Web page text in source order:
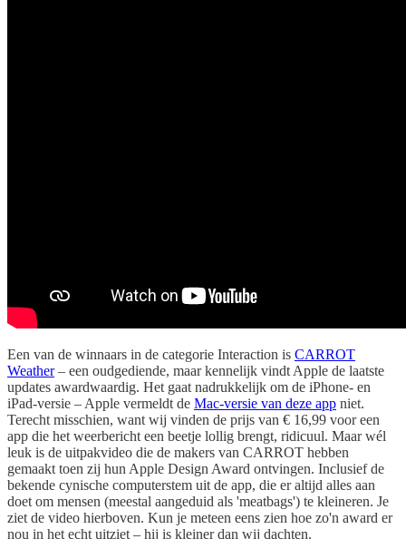
Een van de winnaars in de categorie Interaction is CARROT
Weather– een oudgediende, maar kennelijk vindt Apple de laatste
updates awardwaardig. Het gaat nadrukkelijk om de iPhone- en
iPad-versie – Apple vermeldt de Mac-versie van deze app niet.
Terecht misschien, want wij vinden de prijs van € 16,99 voor een
app die het weerbericht een beetje lollig brengt, ridicuul. Maar wél
leuk is de uitpakvideo die de makers van CARROT hebben
gemaakt toen zij hun Apple Design Award ontvingen. Inclusief de
bekende cynische computerstem uit de app, die er altijd alles aan
doet om mensen (meestal aangeduid als 'meatbags') te kleineren. Je
ziet de video hierboven. Kun je meteen eens zien hoe zo'n award er
nou in het echt uitziet – hij is kleiner dan wij dachten.